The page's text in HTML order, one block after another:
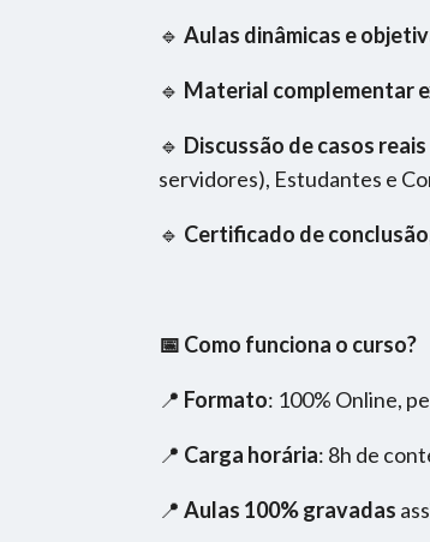
🔹 Aulas dinâmicas e
🔹 Material complementar
🔹 Discussão de casos
servidores), Estudantes e
🔹 Certificado de conclusão
📅 Como funciona o curso?
📍 Formato: 100% Online,
📍 Carga horária: 8h de
📍 Aulas 100% gravadas